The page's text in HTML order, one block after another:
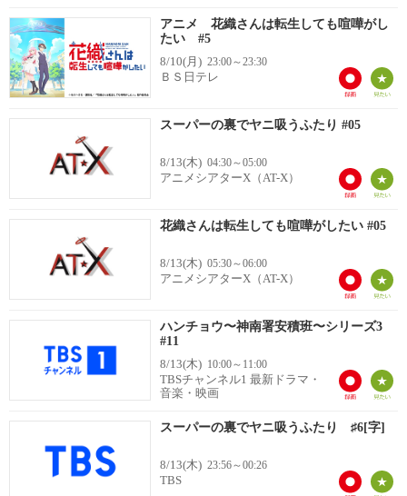
アニメ 花織さんは転生しても喧嘩がし
たい #5
8/10(月) 23:00～23:30
ＢＳ日テレ
スーパーの裏でヤニ吸うふたり #05
8/13(木) 04:30～05:00
アニメシアターX（AT-X）
花織さんは転生しても喧嘩がしたい #05
8/13(木) 05:30～06:00
アニメシアターX（AT-X）
ハンチョウ〜神南署安積班〜シリーズ3
#11
8/13(木) 10:00～11:00
TBSチャンネル1 最新ドラマ・
音楽・映画
スーパーの裏でヤニ吸うふたり ♯6[字]
8/13(木) 23:56～00:26
TBS